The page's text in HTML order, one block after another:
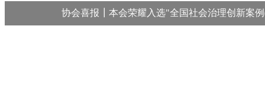
协会喜报┃本会荣耀入选"全国社会治理创新案例